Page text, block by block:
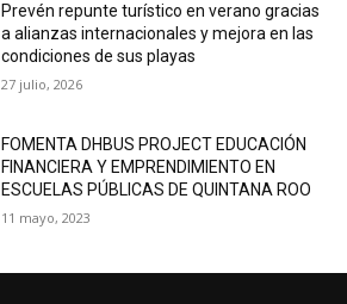
Prevén repunte turístico en verano gracias
a alianzas internacionales y mejora en las
condiciones de sus playas
27 julio, 2026
FOMENTA DHBUS PROJECT EDUCACIÓN
FINANCIERA Y EMPRENDIMIENTO EN
ESCUELAS PÚBLICAS DE QUINTANA ROO
11 mayo, 2023